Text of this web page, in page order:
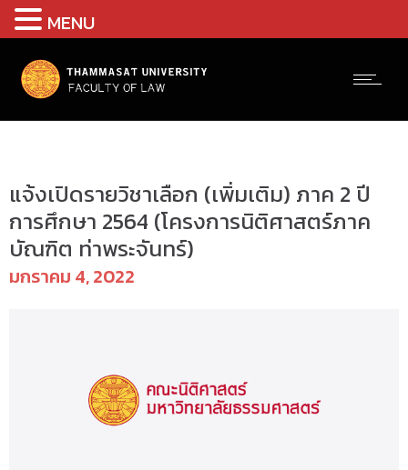
แจ้งเปิดรายวิชาเลือก (เพิ่มเติม) ภาค 2 ปี
การศึกษา 2564 (โครงการนิติศาสตร์ภาค
บัณฑิต ท่าพระจันทร์)
มกราคม 4, 2022
MENU